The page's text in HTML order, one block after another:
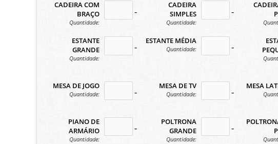
CADEIRA COM
BRAÇO
Quantidade:
no-icon
CADEIRA
SIMPLES
Quantidade:
no-icon
ESTANTE
GRANDE
Quantidade:
no-icon
ESTANTE MÉDIA
Quantidade: no-icon
MESA DE JOGO
Quantidade: no-icon
MESA DE TV
Quantidade: no-icon
MESA
PIANO DE
ARMÁRIO
Quantidade:
no-icon
POLTRONA
GRANDE
Quantidade:
no-icon